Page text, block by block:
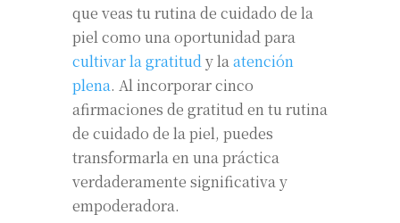
que veas tu rutina de cuidado de la
piel como una oportunidad para
cultivar la gratitudy laatención
plena. Al incorporar cinco
afirmaciones de gratitud en tu rutina
de cuidado de la piel, puedes
transformarla en una práctica
verdaderamente significativa y
empoderadora.